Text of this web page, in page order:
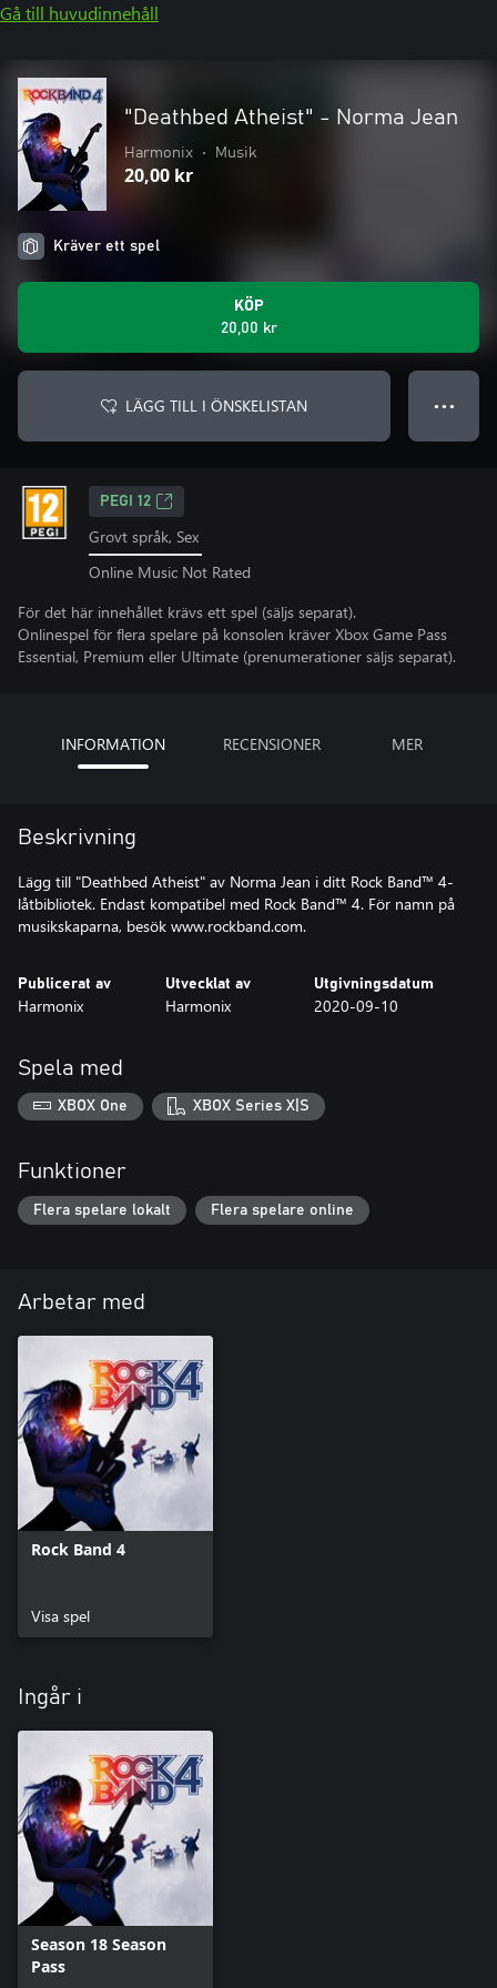
Gå till huvudinnehåll
"Deathbed Atheist" - Norma Jean
Harmonix • Musik
20,00 kr
Kräver ett spel
KÖP
20,00 kr
LÄGG TILL I ÖNSKELISTAN ● ● ●
PEGI 12
Grovt språk, Sex
Online Music Not Rated
För det här innehållet krävs ett spel (säljs separat).
Onlinespel för flera spelare på konsolen kräver Xbox Game Pass
Essential, Premium eller Ultimate (prenumerationer säljs separat).
INFORMATION RECENSIONER MER
Beskrivning
Lägg till "Deathbed Atheist" av Norma Jean i ditt Rock Band™ 4-
låtbibliotek. Endast kompatibel med Rock Band™ 4. För namn på
musikskaparna, besök www.rockband.com.
Publicerat av
Harmonix
Utvecklat av
Harmonix
Utgivningsdatum
2020-09-10
Spela med
XBOX One XBOX Series X|S
Funktioner
Flera spelare lokalt Flera spelare online
Arbetar med
Rock Band 4
Visa spel
Ingår i
Season 18 Season
Pass